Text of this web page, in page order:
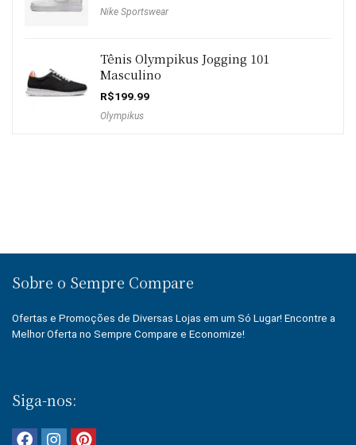
Nike Sportswear
Tênis Olympikus Jogging 101
Masculino
R$199.99
Olympikus
Sobre o Sempre Compare
Ofertas e Promoções de Diversas Lojas em um Só Lugar! Encontre a
Melhor Oferta no Sempre Compare e Economize!
Siga-nos: